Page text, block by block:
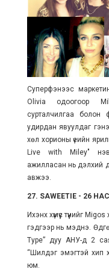
Суперфэнээс
Olivia одоогоор
сурталчилгаа болон
удирдан явуулдаг
хөл хорионы үеийн
Live with Miley"
ажилласан нь дэлхий
авжээ.
27. SAWEETIE - 26
Ихэнх хүмүүс түүнийг
гэдгээр нь мэднэ.
Type” дуу АНУ-д 2
“Шилдэг эмэгтэй хип
юм.